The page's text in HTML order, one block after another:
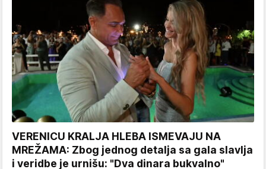
VERENICU KRALJA HLEBA ISMEVAJU NA
MREŽAMA: Zbog jednog detalja sa gala slavlja
i veridbe je urnišu: "Dva dinara bukvalno"